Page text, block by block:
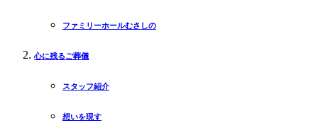
ファミリーホールむさしの
心に残るご葬儀
スタッフ紹介
想いを現す